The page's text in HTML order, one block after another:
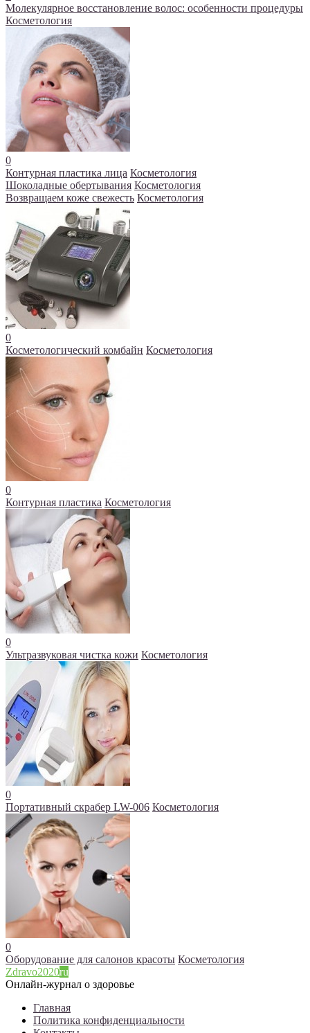
Молекулярное восстановление волос: особенности процедуры
Косметология
0
Контурная пластика лица Косметология
Шоколадные обертывания Косметология
Возвращаем коже свежесть Косметология
0
Косметологический комбайн Косметология
0
Контурная пластика Косметология
0
Ультразвуковая чистка кожи Косметология
0
Портативный скрабер LW-006 Косметология
0
Оборудование для салонов красоты Косметология
Zdravo2020ru
Онлайн-журнал о здоровье
Главная
Политика конфиденциальности